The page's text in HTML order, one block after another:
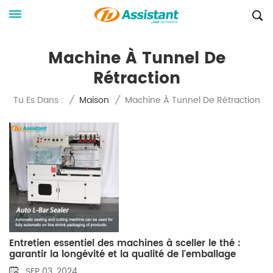
Machine À Tunnel De
Rétraction
Tu Es Dans : / Maison / Machine À Tunnel De Rétraction
Entretien essentiel des machines à sceller le thé :
garantir la longévité et la qualité de l'emballage